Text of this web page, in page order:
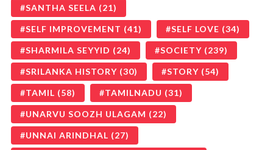
SANTHA SEELA (21)
SELF IMPROVEMENT (41) SELF LOVE (34)
SHARMILA SEYYID (24) SOCIETY (239)
SRILANKA HISTORY (30) STORY (54)
TAMIL (58) TAMILNADU (31)
UNARVU SOOZH ULAGAM (22)
UNNAI ARINDHAL (27)